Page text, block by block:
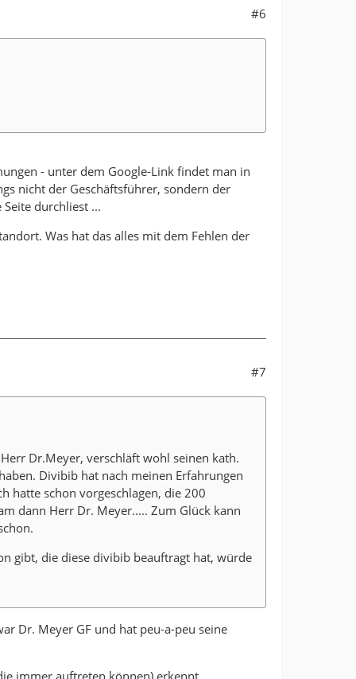
#6
- unter dem Google-Link findet man in
nicht der Geschäftsführer, sondern der
durchliest ...
Was hat das alles mit dem Fehlen der
#7
Dr.Meyer, verschläft wohl seinen kath.
Divibib hat nach meinen Erfahrungen
hatte schon vorgeschlagen, die 200
dann Herr Dr. Meyer..... Zum Glück kann
gibt, die diese divibib beauftragt hat, würde
Dr. Meyer GF und hat peu-a-peu seine
immer auftreten können) erkennt.